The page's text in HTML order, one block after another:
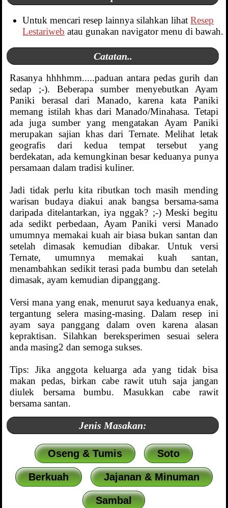
Untuk mencari resep lainnya silahkan lihatResep
Lestariweb atau gunakan navigator menu di bawah.
Catatan..
Rasanya hhhhmm.....paduan antara pedas gurih dan
sedap ;-). Beberapa sumber menyebutkan Ayam
Paniki berasal dari Manado, karena kata Paniki
memang istilah khas dari Manado/Minahasa. Tetapi
ada juga sumber yang mengatakan Ayam Paniki
merupakan sajian khas dari Ternate. Melihat letak
geografis dari kedua tempat tersebut yang
berdekatan, ada kemungkinan besar keduanya punya
persamaan dalam tradisi kuliner.
Jadi tidak perlu kita ributkan toch masih mending
warisan budaya diakui anak bangsa bersama-sama
daripada ditelantarkan, iya nggak? ;-) Meski begitu
ada sedikt perbedaan, Ayam Paniki versi Manado
umumnya memakai kuah air biasa bukan santan dan
setelah dimasak kemudian dibakar. Untuk versi
Ternate, umumnya memakai kuah santan,
menambahkan sedikit terasi pada bumbu dan setelah
dimasak, ayam kemudian dipanggang.
Versi mana yang enak, menurut saya keduanya enak,
tergantung selera masing-masing. Dalam resep ini
ayam saya panggang dalam oven karena alasan
kepraktisan. Silahkan bereksperimen sesuai selera
anda masing2 dan semoga sukses.
Tips: Jika anggota keluarga ada yang tidak bisa
makan pedas, birkan cabe rawit utuh saja jangan
diulek bersama bumbu. Masukkan cabe rawit
bersama santan.
Jenis Masakan:
Oseng & Tumis Soto
Berkuah Jajanan & Minuman
Sambal